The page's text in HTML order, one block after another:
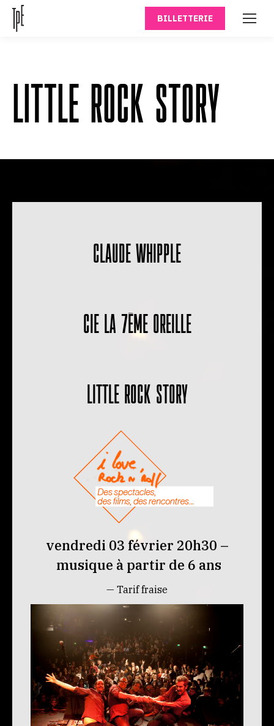
BILLETTERIE
LITTLE ROCK STORY
CLAUDE WHIPPLE
CIE LA 7ÈME OREILLE
LITTLE ROCK STORY
vendredi 03 février 20h30 –
musique à partir de 6 ans
— Tarif fraise